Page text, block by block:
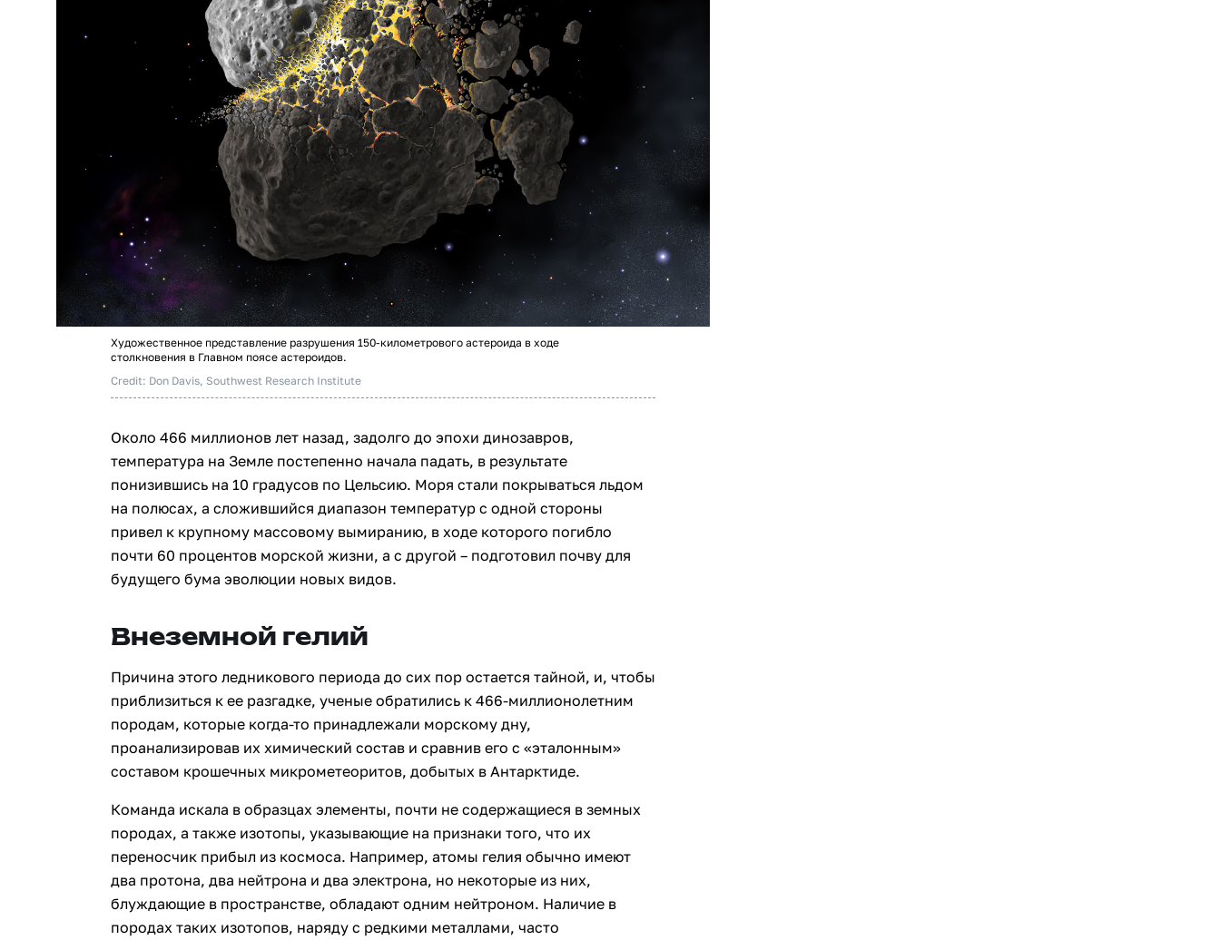
Художественное представление разрушения 150-километрового астероида в ходе
столкновения в Главном поясе астероидов.
Credit: Don Davis, Southwest Research Institute
Около 466 миллионов лет назад, задолго до эпохи динозавров,
температура на Земле постепенно начала падать, в результате
понизившись на 10 градусов по Цельсию. Моря стали покрываться льдом
на полюсах, а сложившийся диапазон температур с одной стороны
привел к крупному массовому вымиранию, в ходе которого погибло
почти 60 процентов морской жизни, а с другой – подготовил почву для
будущего бума эволюции новых видов.
Внеземной гелий
Причина этого ледникового периода до сих пор остается тайной, и, чтобы
приблизиться к ее разгадке, ученые обратились к 466-миллионолетним
породам, которые когда-то принадлежали морскому дну,
проанализировав их химический состав и сравнив его с «эталонным»
составом крошечных микрометеоритов, добытых в Антарктиде.
Команда искала в образцах элементы, почти не содержащиеся в земных
породах, а также изотопы, указывающие на признаки того, что их
переносчик прибыл из космоса. Например, атомы гелия обычно имеют
два протона, два нейтрона и два электрона, но некоторые из них,
блуждающие в пространстве, обладают одним нейтроном. Наличие в
породах таких изотопов, наряду с редкими металлами, часто